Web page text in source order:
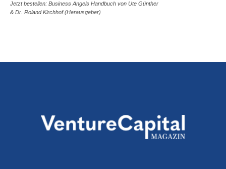
Jetzt bestellen: Business Angels Handbuch von Ute Günther
& Dr. Roland Kirchhof (Herausgeber)